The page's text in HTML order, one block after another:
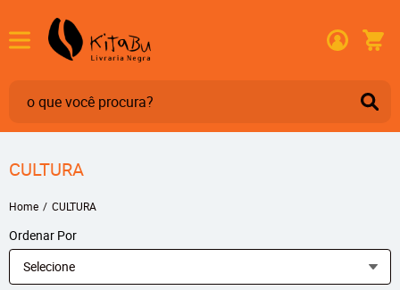
CULTURA
Home CULTURA
Ordenar Por
Selecione